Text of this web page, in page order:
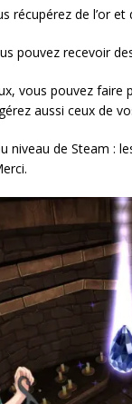
récupérez de l’or
pouvez recevoir
vous pouvez faire
aussi ceux de
niveau de Steam :